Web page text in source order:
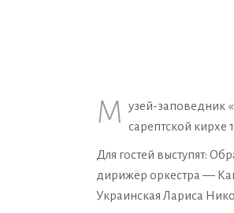
М узей-заповедник
сарептской кирхе
Для гостей выступят:
дирижёр оркестра —
Украинская Лариса